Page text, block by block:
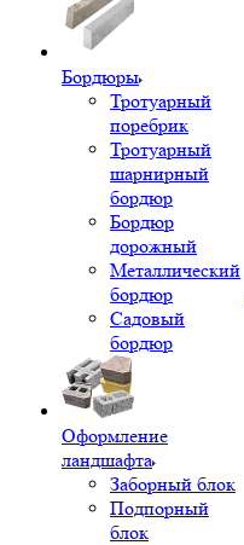
Бордюры
Тротуарный
поребрик
Тротуарный
шарнирный
бордюр
Бордюр
дорожный
Металлический
бордюр
Садовый
бордюр
Оформление
ландшафта
Заборный блок
Подпорный
блок